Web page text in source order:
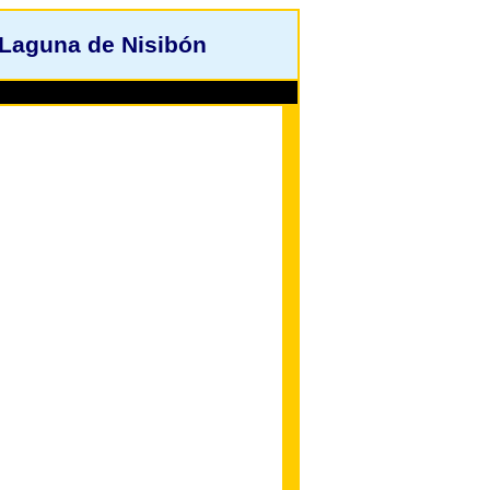
de Nisibón